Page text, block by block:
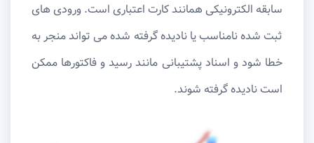
سابقه الکترونیکی همانند کارت اعتباری است. ورودی های
ثبت شده نامناسب یا نادیده گرفته شده می تواند منجر به
خطا شود و اسناد پشتیبانی مانند رسید و فاکتورها ممکن
است نادیده گرفته شوند.